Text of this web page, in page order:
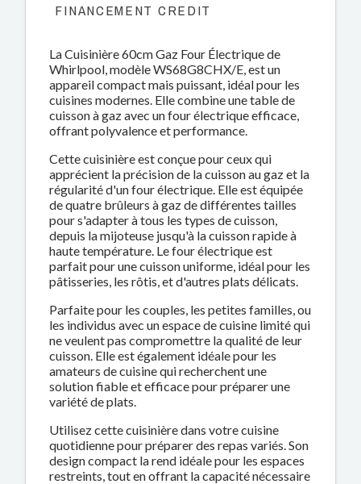
FINANCEMENT CREDIT
La Cuisinière 60cm Gaz Four Électrique de
Whirlpool, modèle WS68G8CHX/E, est un
appareil compact mais puissant, idéal pour les
cuisines modernes. Elle combine une table de
cuisson à gaz avec un four électrique efficace,
offrant polyvalence et performance.
Cette cuisinière est conçue pour ceux qui
apprécient la précision de la cuisson au gaz et la
régularité d'un four électrique. Elle est équipée
de quatre brûleurs à gaz de différentes tailles
pour s'adapter à tous les types de cuisson,
depuis la mijoteuse jusqu'à la cuisson rapide à
haute température. Le four électrique est
parfait pour une cuisson uniforme, idéal pour les
pâtisseries, les rôtis, et d'autres plats délicats.
Parfaite pour les couples, les petites familles, ou
les individus avec un espace de cuisine limité qui
ne veulent pas compromettre la qualité de leur
cuisson. Elle est également idéale pour les
amateurs de cuisine qui recherchent une
solution fiable et efficace pour préparer une
variété de plats.
Utilisez cette cuisinière dans votre cuisine
quotidienne pour préparer des repas variés. Son
design compact la rend idéale pour les espaces
restreints, tout en offrant la capacité nécessaire